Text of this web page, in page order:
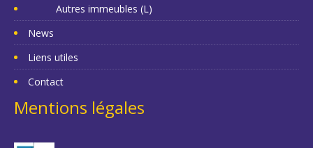
Autres immeubles (L)
News
Liens utiles
Contact
Mentions légales